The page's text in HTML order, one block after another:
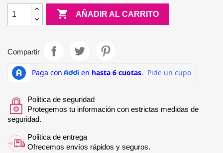
 AÑADIR AL CARRITO
Compartir
Politica de seguridad
Protegemos tu información con estrictas medidas de
seguridad.
Politica de entrega
Ofrecemos envíos rápidos y seguros.